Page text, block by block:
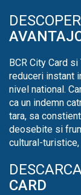
BCR City Card
reduceri instant
nivel national.
ca un indemn
tara, sa
deosebite si
cultural-
CARD